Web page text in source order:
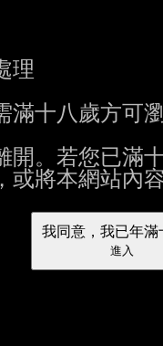
理
十八歲方可瀏
開。若您已滿
將本網站內
我同意，我已年滿
進入